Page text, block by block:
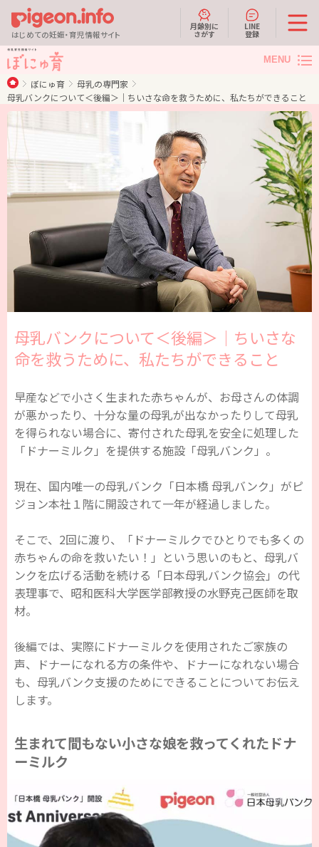
はじめての妊娠・育児情報サイト
月齢別に
さがす
LINE
登録
MENU
ぼにゅ育
母乳の専門家
母乳バンクについて＜後編＞｜ちいさな命を救うために、私たちができること
母乳バンクについて＜後編＞｜ちいさな
命を救うために、私たちができること
早産などで小さく生まれた赤ちゃんが、お母さんの体調
が悪かったり、十分な量の母乳が出なかったりして母乳
を得られない場合に、寄付された母乳を安全に処理した
「ドナーミルク」を提供する施設「母乳バンク」。
現在、国内唯一の母乳バンク「日本橋 母乳バンク」がピ
ジョン本社１階に開設されて一年が経過しました。
そこで、2回に渡り、「ドナーミルクでひとりでも多くの
赤ちゃんの命を救いたい！」という思いのもと、母乳バ
ンクを広げる活動を続ける「日本母乳バンク協会」の代
表理事で、昭和医科大学医学部教授の水野克己医師を取
材。
後編では、実際にドナーミルクを使用されたご家族の
声、ドナーになれる方の条件や、ドナーになれない場合
も、母乳バンク支援のためにできることについてお伝え
します。
生まれて間もない小さな娘を救ってくれたドナ
ーミルク